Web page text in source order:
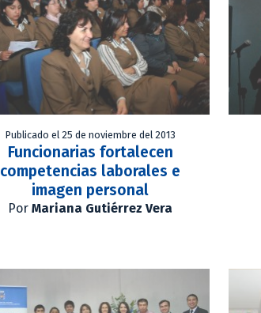
Publicado el 25 de noviembre del 2013
Funcionarias fortalecen
competencias laborales e
imagen personal
PorMariana Gutiérrez Vera